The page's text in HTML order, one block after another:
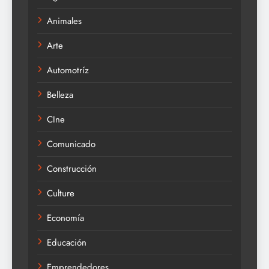
Animales
Arte
Automotríz
Belleza
CIne
Comunicado
Construcción
Culture
Economía
Educación